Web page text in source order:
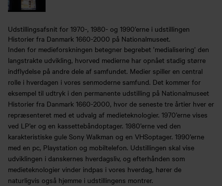
Udstillingsafsnit for 1970-, 1980- og 1990’erne i udstillingen
Historier fra Danmark 1660-2000 på Nationalmuseet.
Inden for medieforskningen betegner begrebet ’medialisering’ den
langstrakte udvikling, hvorved medierne har opnået stadig større
indflydelse på andre dele af samfundet. Medier spiller en central
rolle i hverdagen i vores senmoderne samfund. Det kommer for
eksempel til udtryk i den permanente udstilling på Nationalmuseet
Historier fra Danmark 1660-2000, hvor de seneste tre årtier hver er
repræsenteret med et udvalg af medieteknologier. 1970’erne vises
ved LP’er og en kassettebåndoptager. 1980’erne ved den
karakteristiske gule Sony Walkman og en VHSoptager. 1990’erne
med en pc, Playstation og mobiltelefon. Udstillingen skal vise
udviklingen i danskernes hverdagsliv, og efterhånden som
medieteknologier vinder indpas i vores hverdag, hører de
naturligvis også hjemme i udstillingens montrer.